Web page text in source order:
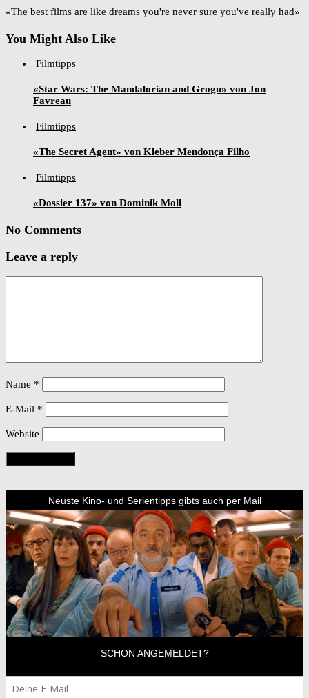
«The best films are like dreams you're never sure you've really had»
You Might Also Like
Filmtipps
«Star Wars: The Mandalorian and Grogu» von Jon
Favreau
Filmtipps
«The Secret Agent» von Kleber Mendonça Filho
Filmtipps
«Dossier 137» von Dominik Moll
No Comments
Leave a reply
Name *
E-Mail *
Website